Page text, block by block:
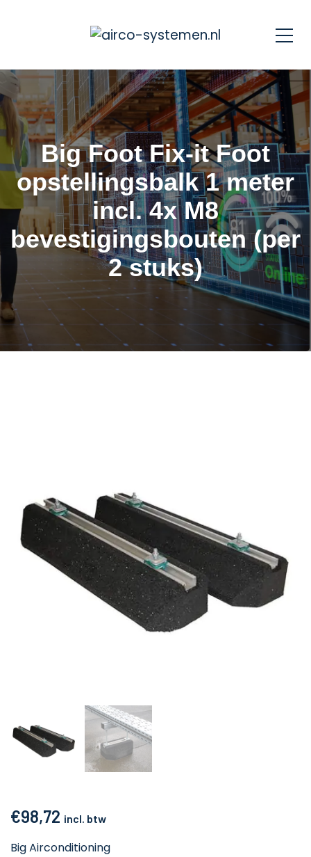
Big Foot Fix-it Foot
opstellingsbalk 1 meter
incl. 4x M8
bevestigingsbouten (per
2 stuks)
€98,72 incl. btw
Big Airconditioning